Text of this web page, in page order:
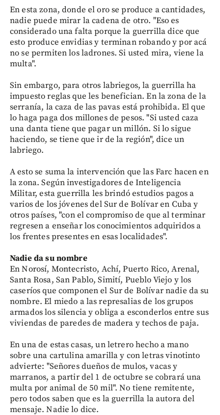
En esta zona, donde el oro se produce a cantidades,
nadie puede mirar la cadena de otro. "Eso es
considerado una falta porque la guerrilla dice que
esto produce envidias y terminan robando y por acá
no se permiten los ladrones. Si usted mira, viene la
multa".
Sin embargo, para otros labriegos, la guerrilla ha
impuesto reglas que les benefician. En la zona de la
serranía, la caza de las pavas está prohibida. El que
lo haga paga dos millones de pesos. "Si usted caza
una danta tiene que pagar un millón. Si lo sigue
haciendo, se tiene que ir de la región", dice un
labriego.
A esto se suma la intervención que las Farc hacen en
la zona. Según investigadores de Inteligencia
Militar, esta guerrilla les brindó estudios pagos a
varios de los jóvenes del Sur de Bolívar en Cuba y
otros países, "con el compromiso de que al terminar
regresen a enseñar los conocimientos adquiridos a
los frentes presentes en esas localidades".
Nadie da su nombre
En Norosí, Montecristo, Achí, Puerto Rico, Arenal,
Santa Rosa, San Pablo, Simití, Pueblo Viejo y los
caseríos que componen el Sur de Bolívar nadie da su
nombre. El miedo a las represalias de los grupos
armados los silencia y obliga a esconderlos entre sus
viviendas de paredes de madera y techos de paja.
En una de estas casas, un letrero hecho a mano
sobre una cartulina amarilla y con letras vinotinto
advierte: "Señores dueños de mulos, vacas y
marranos, a partir del 1 de octubre se cobrará una
multa por animal de 50 mil". No tiene remitente,
pero todos saben que es la guerrilla la autora del
mensaje. Nadie lo dice.